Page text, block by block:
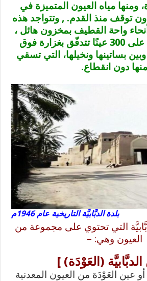
ومنها مياه العيون المتميزة في
دون توقف منذ القدم. , وتتواجد هذه
واحة القطيف بمخزون هائل ،
حيث يزيد عددها على 300 عينًا تتدفّق بغزارة فوق
وبين بساتينها ونخيلها، التي تسقي
منها دون انقطاع.
بلدة الدبَّابيَّة التاريخية عام 1946م
التي تحتوي على مجموعة من
العيون وهي: –
(العَوْدَة) ]
أو عين العَوْدَة من العيون المعدنية